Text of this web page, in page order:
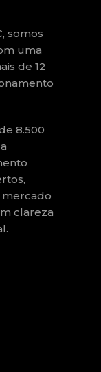
somos
uma
de 12
8.500
clareza